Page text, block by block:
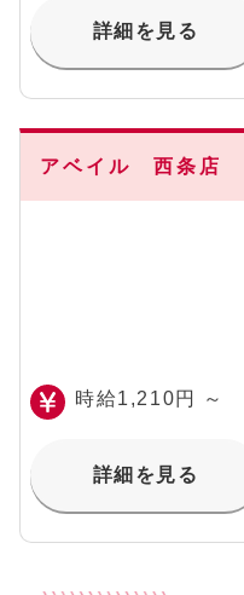
詳細を見る
アベイル 西条店
時給1,210円 ～
詳細を見る